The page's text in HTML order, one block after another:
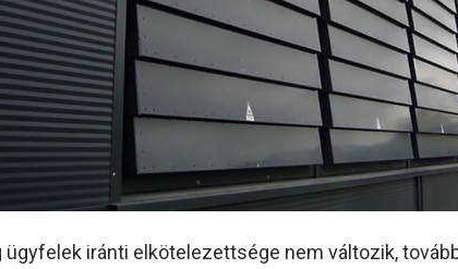
ügyfelek iránti elkötelezettsége nem változik,